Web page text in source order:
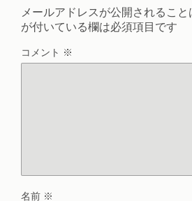
メールアドレスが公開されること
が付いている欄は必須項目です
コメント ※
名前 ※